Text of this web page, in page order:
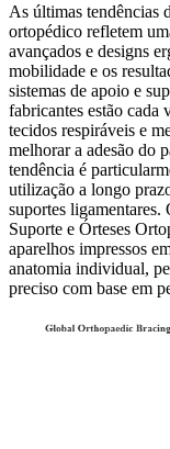
As últimas tendências
ortopédico refletem
avançados e designs
mobilidade e os
sistemas de apoio e
fabricantes estão cada
tecidos respiráveis ​​e
melhorar a adesão do
tendência é
utilização a longo
suportes ligamentares.
Suporte e Órteses
aparelhos impressos
anatomia individual,
preciso com base em